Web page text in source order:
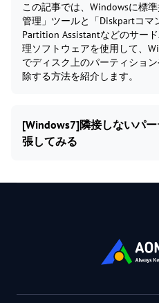
この記事では、Windowsに標
管理」ツールと「Diskpartコマ
Partition Assistantなどのサー
理ソフトウェアを使用して、
でディスク上のパーティショ
除する方法を紹介します。
[Windows7]隣接しないパ
張してみる